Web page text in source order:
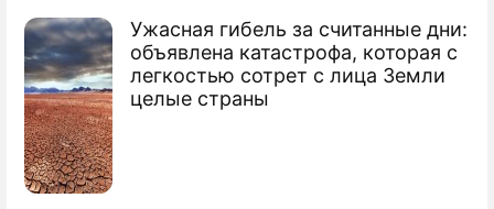
Ужасная гибель за считанные дни:
объявлена катастрофа, которая с
легкостью сотрет с лица Земли
целые страны
По теме
Продолжение: "Стальные
нервы": как живет родившая